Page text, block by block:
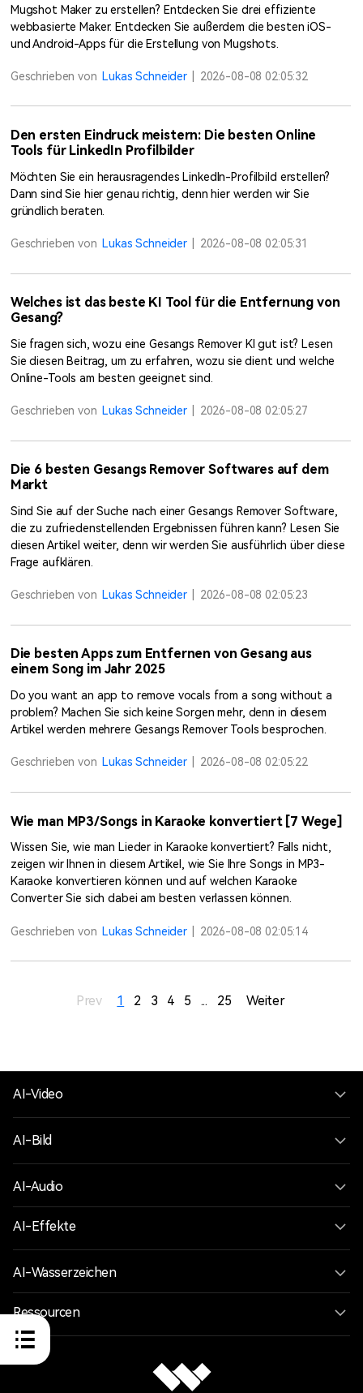
Mugshot Maker zu erstellen? Entdecken Sie drei effiziente
webbasierte Maker. Entdecken Sie außerdem die besten iOS-
und Android-Apps für die Erstellung von Mugshots.
Geschrieben von Lukas Schneider 2026-08-08 02:05:32
Den ersten Eindruck meistern: Die besten Online
Tools für LinkedIn Profilbilder
Möchten Sie ein herausragendes LinkedIn-Profilbild erstellen?
Dann sind Sie hier genau richtig, denn hier werden wir Sie
gründlich beraten.
Geschrieben von Lukas Schneider 2026-08-08 02:05:31
Welches ist das beste KI Tool für die Entfernung von
Gesang?
Sie fragen sich, wozu eine Gesangs Remover KI gut ist? Lesen
Sie diesen Beitrag, um zu erfahren, wozu sie dient und welche
Online-Tools am besten geeignet sind.
Geschrieben von Lukas Schneider 2026-08-08 02:05:27
Die 6 besten Gesangs Remover Softwares auf dem
Markt
Sind Sie auf der Suche nach einer Gesangs Remover Software,
die zu zufriedenstellenden Ergebnissen führen kann? Lesen Sie
diesen Artikel weiter, denn wir werden Sie ausführlich über diese
Frage aufklären.
Geschrieben von Lukas Schneider 2026-08-08 02:05:23
Die besten Apps zum Entfernen von Gesang aus
einem Song im Jahr 2025
Do you want an app to remove vocals from a song without a
problem? Machen Sie sich keine Sorgen mehr, denn in diesem
Artikel werden mehrere Gesangs Remover Tools besprochen.
Geschrieben von Lukas Schneider 2026-08-08 02:05:22
Wie man MP3/Songs in Karaoke konvertiert [7 Wege]
Wissen Sie, wie man Lieder in Karaoke konvertiert? Falls nicht,
zeigen wir Ihnen in diesem Artikel, wie Sie Ihre Songs in MP3-
Karaoke konvertieren können und auf welchen Karaoke
Converter Sie sich dabei am besten verlassen können.
Geschrieben von Lukas Schneider 2026-08-08 02:05:14
Prev 1 2 3 4 5 ... 25 Weiter
AI-Video
AI-Bild
AI-Audio
AI-Effekte
AI-Wasserzeichen
Ressourcen